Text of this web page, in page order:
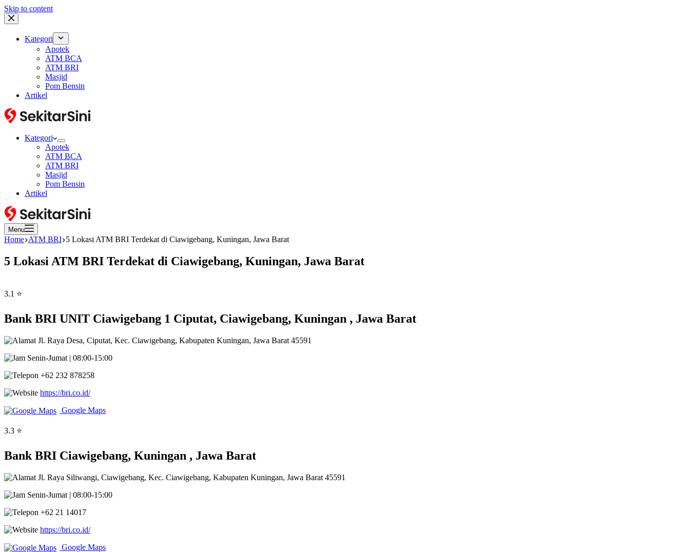
Skip to content
Kategori
Apotek
ATM BCA
ATM BRI
Masjid
Pom Bensin
Artikel
Kategori
Apotek
ATM BCA
ATM BRI
Masjid
Pom Bensin
Artikel
Menu
Home ATM BRI 5 Lokasi ATM BRI Terdekat di Ciawigebang, Kuningan, Jawa Barat
5 Lokasi ATM BRI Terdekat di Ciawigebang, Kuningan, Jawa Barat
3.1 ⭐
Bank BRI UNIT Ciawigebang 1 Ciputat, Ciawigebang, Kuningan , Jawa Barat
Jl. Raya Desa, Ciputat, Kec. Ciawigebang, Kabupaten Kuningan, Jawa Barat 45591
Senin-Jumat | 08:00-15:00
+62 232 878258
https://bri.co.id/
Google Maps
3.3 ⭐
Bank BRI Ciawigebang, Kuningan , Jawa Barat
Jl. Raya Siliwangi, Ciawigebang, Kec. Ciawigebang, Kabupaten Kuningan, Jawa Barat 45591
Senin-Jumat | 08:00-15:00
+62 21 14017
https://bri.co.id/
Google Maps